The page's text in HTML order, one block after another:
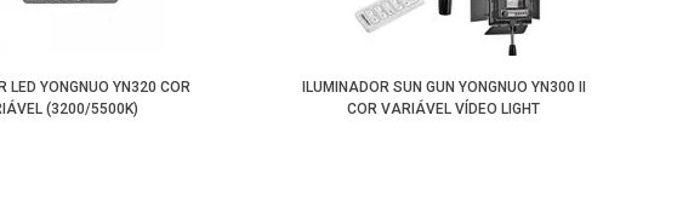
LED YONGNUO YN320 COR
(3200/5500K)
ILUMINADOR SUN GUN YONGNUO YN300 II
COR VARIÁVEL VÍDEO LIGHT